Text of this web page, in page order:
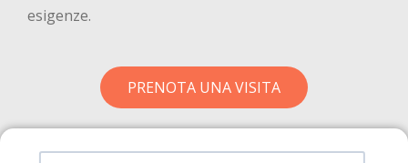
esigenze.
PRENOTA UNA VISITA